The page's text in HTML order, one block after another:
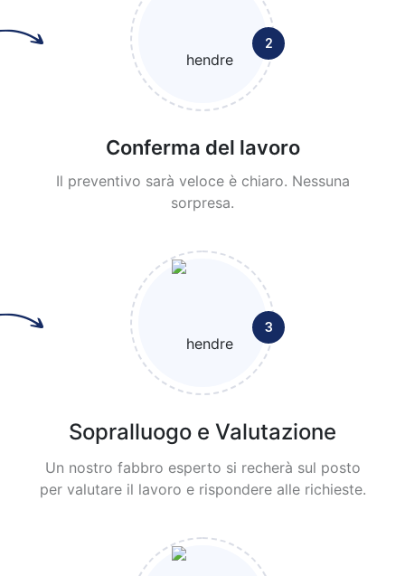
2
Conferma del lavoro
Il preventivo sarà veloce è chiaro. Nessuna
sorpresa.
3
Sopralluogo e Valutazione
Un nostro fabbro esperto si recherà sul posto
per valutare il lavoro e rispondere alle richieste.